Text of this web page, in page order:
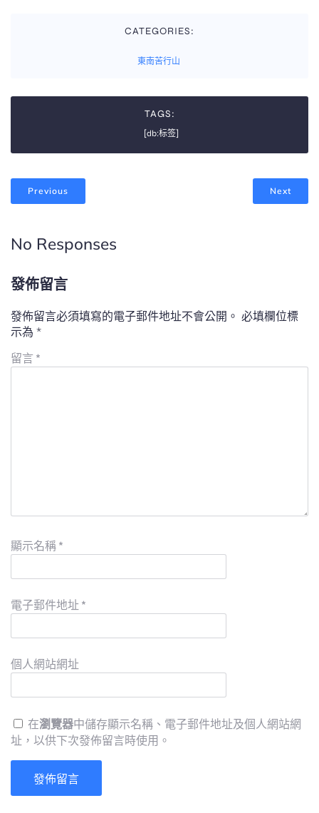
CATEGORIES:
東南苦行山
TAGS:
[db:标签]
Previous Next
No Responses
發佈留言
發佈留言必須填寫的電子郵件地址不會公開。 必填欄位標
示為 *
留言 *
顯示名稱 *
電子郵件地址 *
個人網站網址
在瀏覽器中儲存顯示名稱、電子郵件地址及個人網站網
址，以供下次發佈留言時使用。